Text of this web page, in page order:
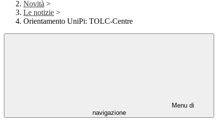
Novità >
Le notizie >
Orientamento UniPi: TOLC-Centre
Menu di
navigazione